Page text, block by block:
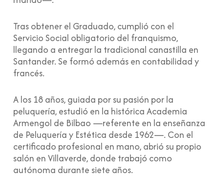
Tras obtener el Graduado, cumplió con el
Servicio Social obligatorio del franquismo,
llegando a entregar la tradicional canastilla en
Santander. Se formó además en contabilidad y
francés.
A los 18 años, guiada por su pasión por la
peluquería, estudió en la histórica Academia
Armengol de Bilbao —referente en la enseñanza
de Peluquería y Estética desde 1962—. Con el
certificado profesional en mano, abrió su propio
salón en Villaverde, donde trabajó como
autónoma durante siete años.